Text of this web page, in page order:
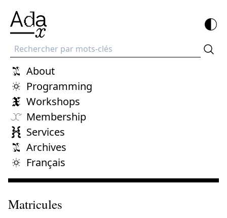
Recherche
About
Programming
Workshops
Membership
Services
Archives
Français
Matricules